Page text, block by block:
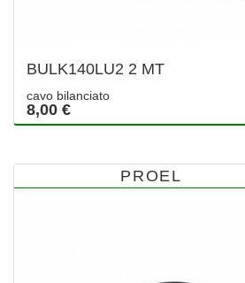
BULK140LU2 2 MT
cavo bilanciato
8,00 €
PROEL